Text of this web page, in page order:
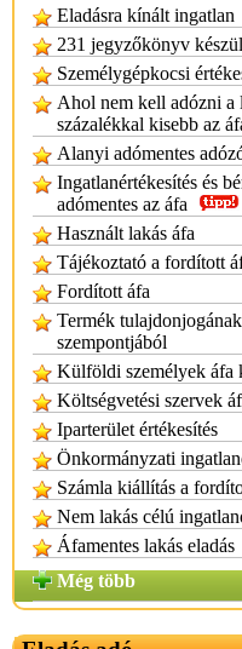
Eladásra kínált ingatlan
231 jegyzőkönyv
Személygépkocsi
Ahol nem kell adózni a
százalékkal kisebb az
Alanyi adómentes
Ingatlanértékesítés és
adómentes az áfa
Használt lakás áfa
Tájékoztató a fordított
Fordított áfa
Termék
szempontjából
Külföldi személyek áfa
Költségvetési szervek
Iparterület értékesítés
Önkormányzati
Számla kiállítás a
Nem lakás célú
Áfamentes lakás eladás
Még több